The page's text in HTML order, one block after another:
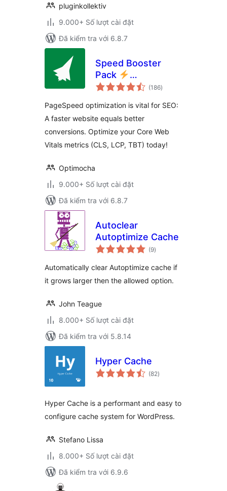
pluginkollektiv
9.000+ Số lượt cài đặt
Đã kiểm tra với 6.8.7
Speed Booster
Pack
PageSpeed (186tổng
đánh
)
PageSpeed optimization is vital for SEO:
A faster website equals better
conversions. Optimize your Core Web
Vitals metrics (CLS, LCP, TBT) today!
Optimocha
9.000+ Số lượt cài đặt
Đã kiểm tra với 6.8.7
Autoclear
Autoptimize Cache
(9tổng
đánh
)
Automatically clear Autoptimize cache if
it grows larger then the allowed option.
John Teague
8.000+ Số lượt cài đặt
Đã kiểm tra với 5.8.14
Hyper Cache
(82tổng
đánh
)
Hyper Cache is a performant and easy to
configure cache system for WordPress.
Stefano Lissa
8.000+ Số lượt cài đặt
Đã kiểm tra với 6.9.6